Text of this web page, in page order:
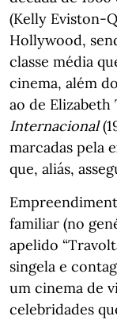
(Kelly Eviston-
Hollywood,
classe média
cinema, além
ao de
Internacional
marcadas pela
que, aliás,
familiar (no
apelido
singela e
um cinema de
celebridades